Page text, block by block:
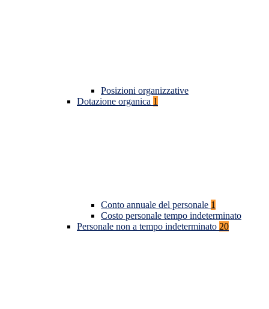
Posizioni organizzative
Dotazione organica 1
Conto annuale del personale 1
Costo personale tempo indeterminato
Personale non a tempo indeterminato 20